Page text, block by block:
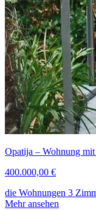
Opatija – Wohnung
400.000,00 €
die Wohnungen 3
Mehr ansehen